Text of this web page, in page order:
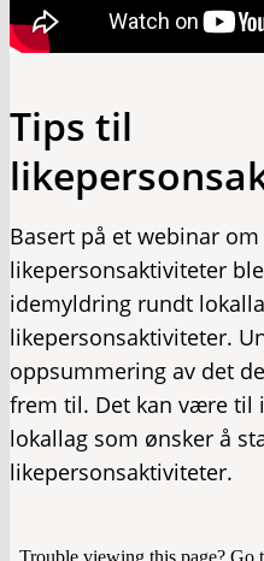
Tips til
Basert på et webinar om
likepersonsaktiviteter
idemyldring rundt
likepersonsaktiviteter.
oppsummering av det
frem til. Det kan være til
lokallag som ønsker å
likepersonsaktiviteter.